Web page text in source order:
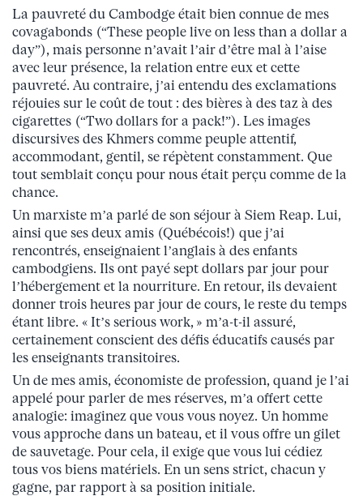
La pauvreté du Cambodge était bien connue de mes
covagabonds (“These people live on less than a dollar a
day”), mais personne n’avait l’air d’être mal à l’aise
avec leur présence, la relation entre eux et cette
pauvreté. Au contraire, j’ai entendu des exclamations
réjouies sur le coût de tout : des bières à des taz à des
cigarettes (“Two dollars for a pack!”). Les images
discursives des Khmers comme peuple attentif,
accommodant, gentil, se répètent constamment. Que
tout semblait conçu pour nous était perçu comme de la
chance.
Un marxiste m’a parlé de son séjour à Siem Reap. Lui,
ainsi que ses deux amis (Québécois!) que j’ai
rencontrés, enseignaient l’anglais à des enfants
cambodgiens. Ils ont payé sept dollars par jour pour
l’hébergement et la nourriture. En retour, ils devaient
donner trois heures par jour de cours, le reste du temps
étant libre. « It’s serious work, » m’a-t-il assuré,
certainement conscient des défis éducatifs causés par
les enseignants transitoires.
Un de mes amis, économiste de profession, quand je l’ai
appelé pour parler de mes réserves, m’a offert cette
analogie: imaginez que vous vous noyez. Un homme
vous approche dans un bateau, et il vous offre un gilet
de sauvetage. Pour cela, il exige que vous lui cédiez
tous vos biens matériels. En un sens strict, chacun y
gagne, par rapport à sa position initiale.